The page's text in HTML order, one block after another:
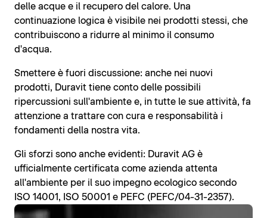
delle acque e il recupero del calore. Una
continuazione logica è visibile nei prodotti stessi, che
contribuiscono a ridurre al minimo il consumo
d'acqua.
Smettere è fuori discussione: anche nei nuovi
prodotti, Duravit tiene conto delle possibili
ripercussioni sull'ambiente e, in tutte le sue attività, fa
attenzione a trattare con cura e responsabilità i
fondamenti della nostra vita.
Gli sforzi sono anche evidenti: Duravit AG è
ufficialmente certificata come azienda attenta
all'ambiente per il suo impegno ecologico secondo
ISO 14001, ISO 50001 e PEFC (PEFC/04-31-2357).